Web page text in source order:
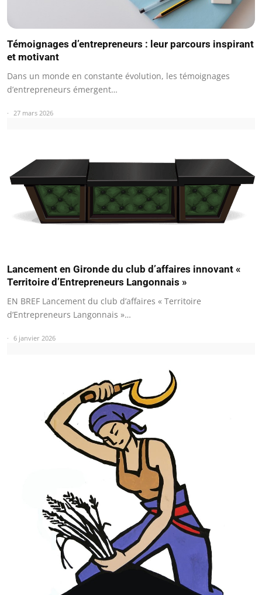
Témoignages d’entrepreneurs : leur parcours inspirant
et motivant
Dans un monde en constante évolution, les témoignages
d’entrepreneurs émergent…
27 mars 2026
Lancement en Gironde du club d’affaires innovant «
Territoire d’Entrepreneurs Langonnais »
EN BREF Lancement du club d’affaires « Territoire
d’Entrepreneurs Langonnais »…
6 janvier 2026